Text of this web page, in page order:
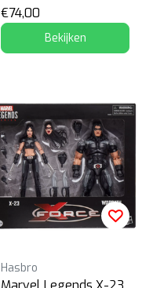
€74,00
Bekijken
Hasbro